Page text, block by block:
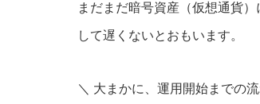
まだまだ暗号資産（仮想通貨
して遅くないとおもいます。
＼ 大まかに、運用開始までの